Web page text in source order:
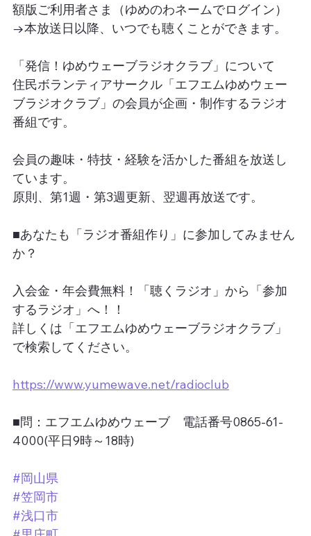
額版ご利用者さま（ゆめのわネームでログイン）
→本放送日以降、いつでも聴くことができます。
「発信！ゆめウェーブラジオクラブ」について
住民ボランティアサークル「エフエムゆめウェー
ブラジオクラブ」の会員が企画・制作するラジオ
番組です。
会員の趣味・特技・経験を活かした番組を放送し
ています。
原則、第1週・第3週更新、翌週再放送です。
■あなたも「ラジオ番組作り」に参加してみません
か？
入会金・年会費無料！「聴くラジオ」から「参加
するラジオ」へ！！
詳しくは「エフエムゆめウェーブラジオクラブ」
で検索してください。
https://www.yumewave.net/radioclub
■問：エフエムゆめウェーブ　電話番号0865-61-
4000(平日9時～18時)
#岡山県
#笠岡市
#浅口市